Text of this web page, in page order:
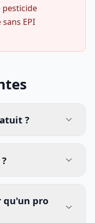
pesticide
EPI
?
qu'un pro